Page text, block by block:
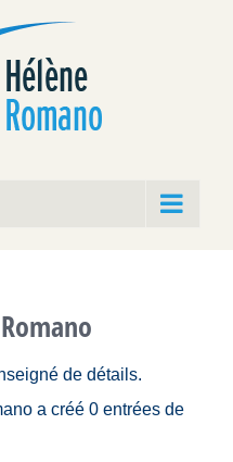
de détails.
a créé 0 entrées de